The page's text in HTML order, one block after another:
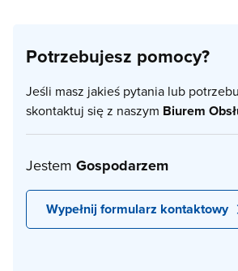
Potrzebujesz pomocy?
Jeśli masz jakieś pytania lub
skontaktuj się z naszym Biurem
Jestem Gospodarzem
Wypełnij formularz kontaktowy